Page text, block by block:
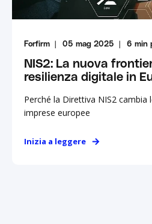
Forfirm 05 mag 2025 6 min
NIS2: La nuova
resilienza digitale in
Perché la Direttiva NIS2 cambia
imprese europee
Inizia a leggere